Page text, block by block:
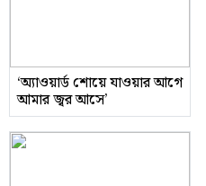
‘অ্যাওয়ার্ড শোয়ে যাওয়ার আগে
আমার জ্বর আসে’